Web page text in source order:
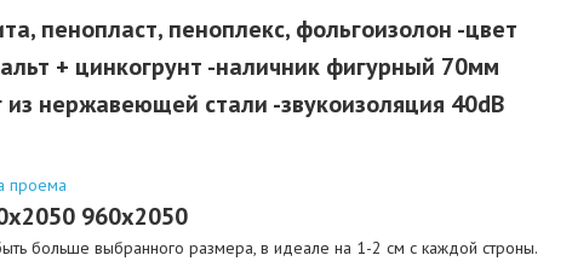
пенопласт, пеноплекс, фольгоизолон -цвет
+ цинкогрунт -наличник фигурный 70мм
нержавеющей стали -звукоизоляция 40dB
проема
960х2050
больше выбранного размера, в идеале на 1-2 см с каждой строны.